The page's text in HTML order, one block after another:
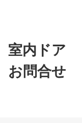
室内ドア
お問合せ